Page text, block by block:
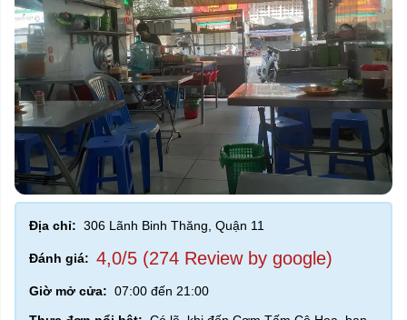
Địa chỉ: 306 Lãnh Binh Thăng, Quận 11
Đánh giá: 4,0/5 (274 Review by google)
Giờ mở cửa: 07:00 đến 21:00